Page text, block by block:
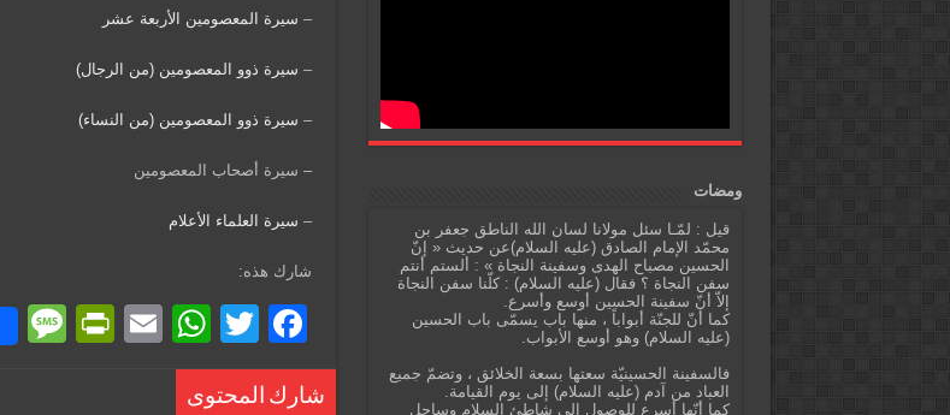
– سيرة المعصومين الأربعة عشر
– سيرة ذوو المعصومين (من الرجال)
– سيرة ذوو المعصومين (من النساء)
– سيرة أصحاب المعصومين
– سيرة العلماء الأعلام
شارك هذه:
F
a
c
T
wi
tt
W
E
Pr
M
شارك المحتوى
ومضات
قيل : لمّـا سئل مولانا لسان الله الناطق جعفر بن
محمّد الإمام الصادق (عليه السلام)عن حديث « إنّ
الحسين مصباح الهدى وسفينة النجاة » : ألستم أنتم
سفن النجاة ؟ فقال (عليه السلام) : كلّنا سفن النجاة
إلاّ أنّ سفينة الحسين أوسع وأسرع.
كما أنّ للجنّة أبواباً ، منها باب يسمّى باب الحسين
(عليه السلام) وهو أوسع الأبواب.
فالسفينة الحسينيّة سعتها بسعة الخلائق ، وتضمّ جميع
العباد من آدم (عليه السلام) إلى يوم القيامة.
كما أنّها أسرع للوصول إلى شاطئ السلام وساحل